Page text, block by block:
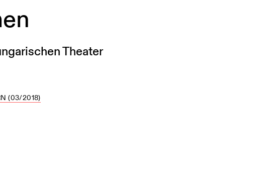
Theater
(03/2018)